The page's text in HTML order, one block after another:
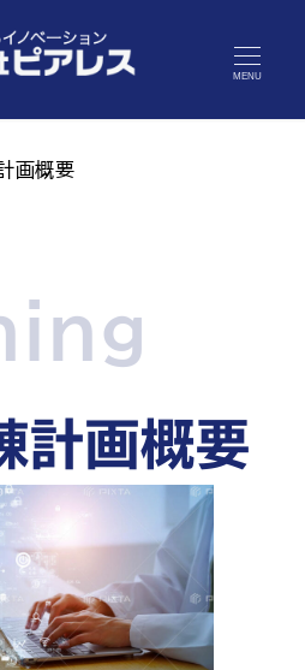
MENU
画概要
計画概要